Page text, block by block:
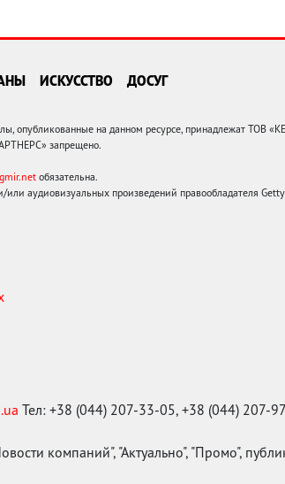
ИСКУССТВО ДОСУГ
на данном ресурсе, принадлежат ТОВ
запрещено.
обязательна.
аудиовизуальных произведений правообладателя
Тел: +38 (044) 207-33-05, +38 (044) 207-
компаний", "Актуально", "Промо",